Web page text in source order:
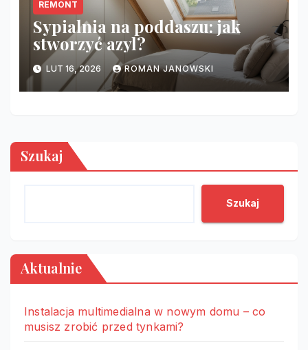
REMONT
Sypialnia na poddaszu: jak
stworzyć azyl?
LUT 16, 2026 ROMAN JANOWSKI
Szukaj
Szukaj
Aktualnie
Instalacja multimedialna w nowym domu – co
musisz zrobić przed tynkami?